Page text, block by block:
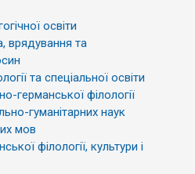
освіти
врядування та
та спеціальної освіти
германської філології
гуманітарних наук
мов
філології, культури і